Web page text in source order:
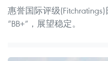
惠誉国际评级
“BB+”，展望稳定。